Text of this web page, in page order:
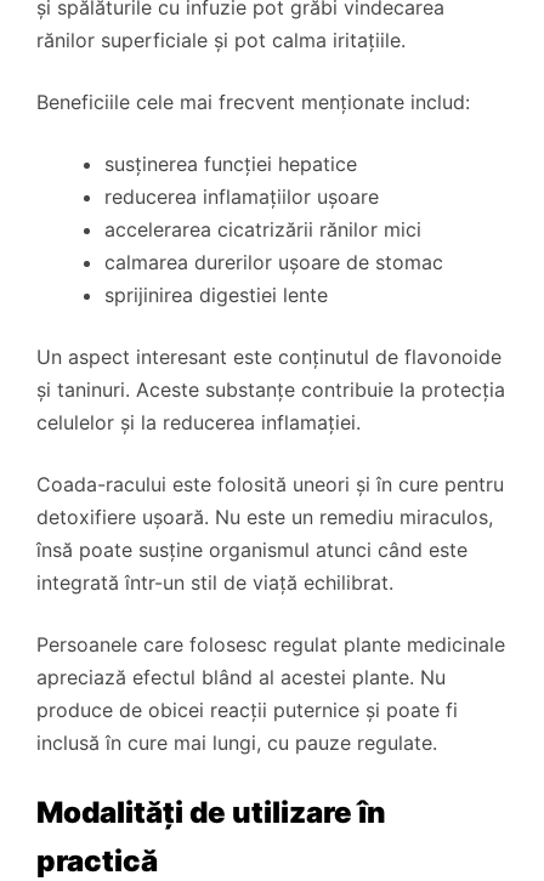
și spălăturile cu infuzie pot grăbi vindecarea
rănilor superficiale și pot calma iritațiile.
Beneficiile cele mai frecvent menționate includ:
susținerea funcției hepatice
reducerea inflamațiilor ușoare
accelerarea cicatrizării rănilor mici
calmarea durerilor ușoare de stomac
sprijinirea digestiei lente
Un aspect interesant este conținutul de flavonoide
și taninuri. Aceste substanțe contribuie la protecția
celulelor și la reducerea inflamației.
Coada-racului este folosită uneori și în cure pentru
detoxifiere ușoară. Nu este un remediu miraculos,
însă poate susține organismul atunci când este
integrată într-un stil de viață echilibrat.
Persoanele care folosesc regulat plante medicinale
apreciază efectul blând al acestei plante. Nu
produce de obicei reacții puternice și poate fi
inclusă în cure mai lungi, cu pauze regulate.
Modalități de utilizare în
practică